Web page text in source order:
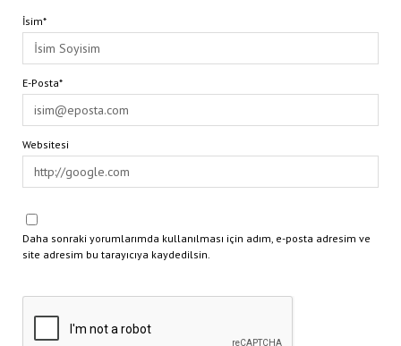
İsim*
E-Posta*
Websitesi
Daha sonraki yorumlarımda kullanılması için adım, e-posta adresim ve
site adresim bu tarayıcıya kaydedilsin.